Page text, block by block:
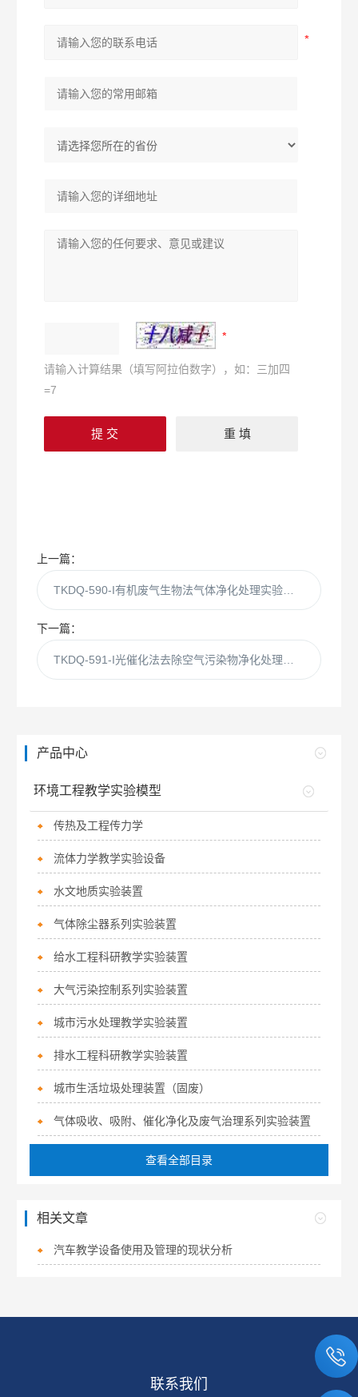
请输入计算结果（填写阿拉伯数字），如：三加四
=7
上一篇：
下一篇：
产品中心
环境工程教学实验模型
传热及工程传力学
流体力学教学实验设备
水文地质实验装置
气体除尘器系列实验装置
给水工程科研教学实验装置
大气污染控制系列实验装置
城市污水处理教学实验装置
排水工程科研教学实验装置
城市生活垃圾处理装置（固废）
气体吸收、吸附、催化净化及废气治理系列实验装置
查看全部目录
相关文章
汽车教学设备使用及管理的现状分析
联系我们